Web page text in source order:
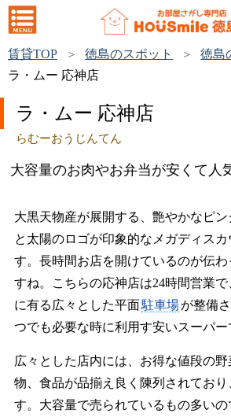
賃貸TOP 徳島のスポット
徳島
ラ・ムー 応神店
ラ・ムー 応神店
らむーおうじんてん
大容量のお肉やお弁当が安くて人
大黒天物産が展開する、艶やかなピン
と太陽のロゴが印象的なメガディス
す。長時間お店を開けているのが伝
すね。こちらの応神店は24時間営業
に有る広々とした平面駐車場が整備
つでも必要な時に利用す安いスーパー
広々とした店内には、お得な値段の
物、食品が品揃え良く陳列されてお
す。大容量で売られているもの多い